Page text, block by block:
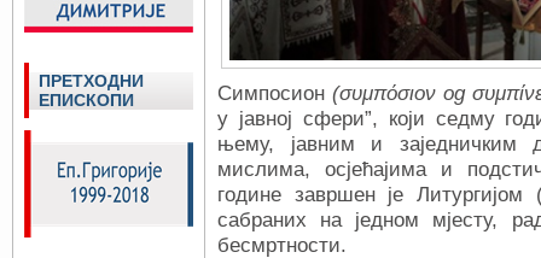
Симпосион (συμπόσιον од
у јавној сфери”, који седму
њему, јавним и заједничким
мислима, осјећајима и
године завршен је Литургијом
сабраних на једном мјесту,
бесмртности.
ПРЕТХОДНИ
ЕПИСКОПИ